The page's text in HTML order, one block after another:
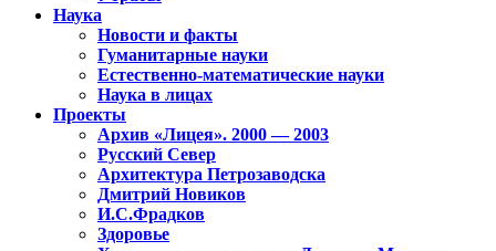
Наука
Новости и факты
Гуманитарные науки
Естественно-математические науки
Наука в лицах
Проекты
Архив «Лицея». 2000 — 2003
Русский Север
Архитектура Петрозаводска
Дмитрий Новиков
И.С.Фрадков
Здоровье